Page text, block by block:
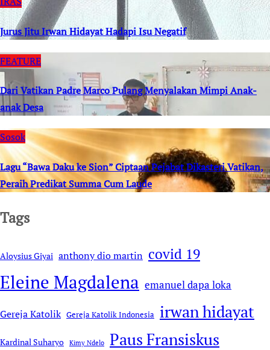
Jurus Jitu Irwan Hidayat Hadapi Isu Negatif
FEATURE
Dari Vatikan Padre Marco Pulang Menyalakan Mimpi Anak-
anak Desa
Sosok
Lagu “Bawa Daku ke Sion” Ciptaan Pejabat Dikasteri Vatikan,
Peraih Predikat Summa Cum Laude
Tags
Aloysius Giyai anthony dio martin covid 19
Eleine Magdalena emanuel dapa loka
Gereja Katolik Gereja Katolik Indonesia irwan hidayat
Kardinal Suharyo Kimy Ndelo Paus Fransiskus